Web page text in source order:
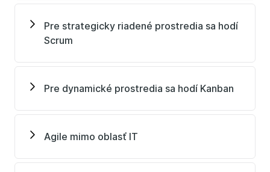
EPAM alebo Semrush.
Čím skôr začnete, tým väčšiu výhodu získate oproti
konkurencii. Tak prečo nezačať už dnes týmto
kurzom?
—-------
Ako na členy v angličtine
Zdá sa, že používanie členov v angličtine je nočná
mora pre veľkú časť ľudí, ktorí sa učia po anglicky.
Občas sa potom ich používanie blíži hre škrupiny –
Pre strategicky riadené prostredia sa hodí
Scrum
Pre dynamické prostredia sa hodí Kanban
Agile mimo oblasť IT